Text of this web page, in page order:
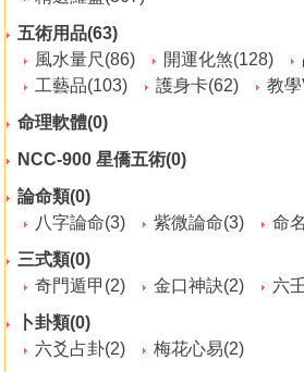
五術用品(63)
風水量尺(86)
開運化煞(128)
工藝品(103)
護身卡(62)
教
命理軟體(0)
NCC-900 星僑五術(0)
論命類(0)
八字論命(3)
紫微論命(3)
命
三式類(0)
奇門遁甲(2)
金口神訣(2)
六
卜卦類(0)
六爻占卦(2)
梅花心易(2)